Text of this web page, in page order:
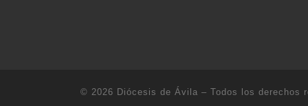
© 2026 Diócesis de Ávila – Todos los derechos